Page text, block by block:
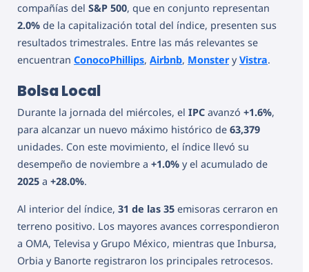
compañías del S&P 500, que en conjunto representan
2.0% de la capitalización total del índice, presenten sus
resultados trimestrales. Entre las más relevantes se
encuentran ConocoPhillips, Airbnb, MonsteryVistra.
Bolsa Local
Durante la jornada del miércoles, el IPC avanzó +1.6%,
para alcanzar un nuevo máximo histórico de 63,379
unidades. Con este movimiento, el índice llevó su
desempeño de noviembre a +1.0% y el acumulado de
2025 a +28.0%.
Al interior del índice, 31 de las 35 emisoras cerraron en
terreno positivo. Los mayores avances correspondieron
a OMA, Televisa y Grupo México, mientras que Inbursa,
Orbia y Banorte registraron los principales retrocesos.